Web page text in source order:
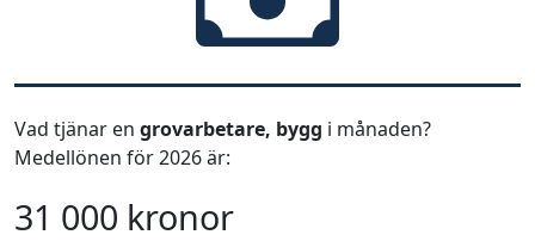
Vad tjänar en grovarbetare, bygg i månaden?
Medellönen för 2026 är:
31 000 kronor